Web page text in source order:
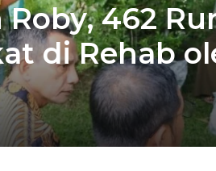
462
di Rehab